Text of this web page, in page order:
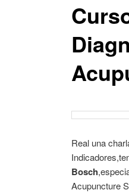
Real una
Bosch
Acupuncture